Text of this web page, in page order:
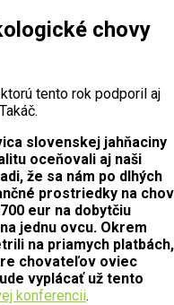
chovy
tento rok podporil aj
slovenskej jahňaciny
oceňovali aj naši
že sa nám po dlhých
prostriedky na chov
eur na dobytčiu
jednu ovcu. Okrem
na priamych platbách,
chovateľov oviec
vyplácať už tento
konferencii.